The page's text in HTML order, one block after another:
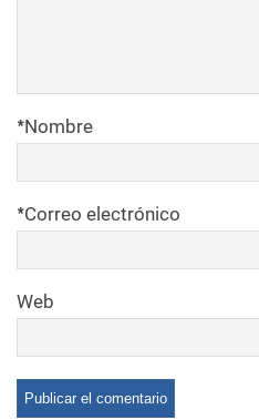
Nombre
*
Correo electrónico
*
Web